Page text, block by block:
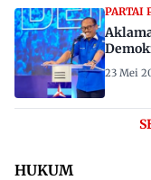
PARTAI
23 Mei
HUKUM